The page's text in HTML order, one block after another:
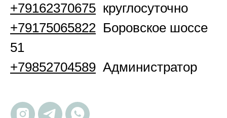
+79162370675 круглосуточно
+79175065822 Боровское шоссе
51
+79852704589 Администратор